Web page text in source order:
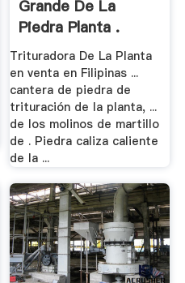
Grande De La
Piedra Planta .
Trituradora De La Planta
en venta en Filipinas ...
cantera de piedra de
trituración de la planta, ...
de los molinos de martillo
de . Piedra caliza caliente
de la ...